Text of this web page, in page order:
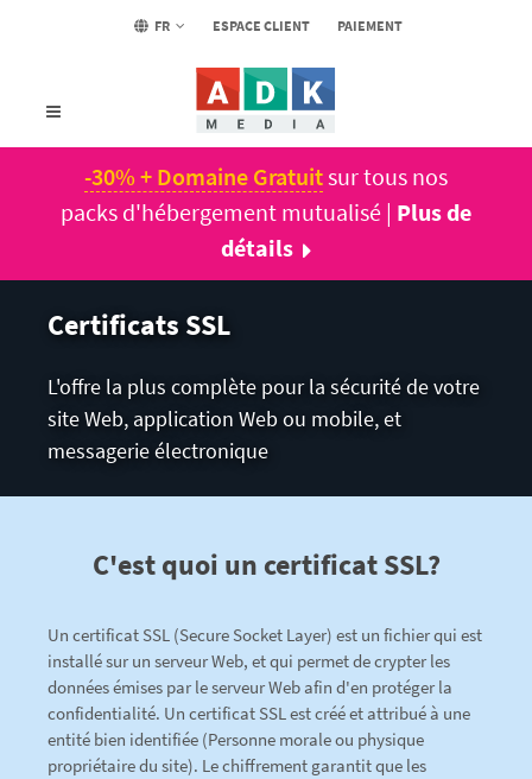
FR ESPACE CLIENT PAIEMENT
-30% + Domaine Gratuitsur tous nos
packs d'hébergement mutualisé | Plus de
détails
Certificats SSL
L'offre la plus complète pour la sécurité de votre
site Web, application Web ou mobile, et
messagerie électronique
C'est quoi un certificat SSL?
Un certificat SSL (Secure Socket Layer) est un fichier qui est
installé sur un serveur Web, et qui permet de crypter les
données émises par le serveur Web afin d'en protéger la
confidentialité. Un certificat SSL est créé et attribué à une
entité bien identifiée (Personne morale ou physique
propriétaire du site). Le chiffrement garantit que les